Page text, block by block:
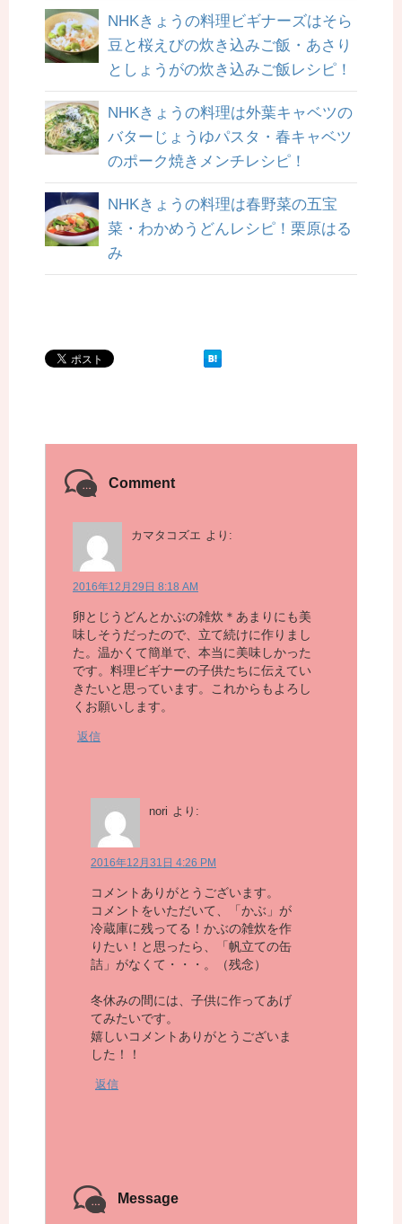
NHKきょうの料理ビギナーズはそら
豆と桜えびの炊き込みご飯・あさり
としょうがの炊き込みご飯レシピ！
NHKきょうの料理は外葉キャベツの
バターじょうゆパスタ・春キャベツ
のポーク焼きメンチレシピ！
NHKきょうの料理は春野菜の五宝
菜・わかめうどんレシピ！栗原はる
み
Comment
カマタコズエ より:
2016年12月29日 8:18 AM
卵とじうどんとかぶの雑炊＊あまりにも美
味しそうだったので、立て続けに作りまし
た。温かくて簡単で、本当に美味しかった
です。料理ビギナーの子供たちに伝えてい
きたいと思っています。これからもよろし
くお願いします。
返信
nori より:
2016年12月31日 4:26 PM
コメントありがとうございます。
コメントをいただいて、「かぶ」が
冷蔵庫に残ってる！かぶの雑炊を作
りたい！と思ったら、「帆立ての缶
詰」がなくて・・・。（残念）
冬休みの間には、子供に作ってあげ
てみたいです。
嬉しいコメントありがとうございま
した！！
返信
Message